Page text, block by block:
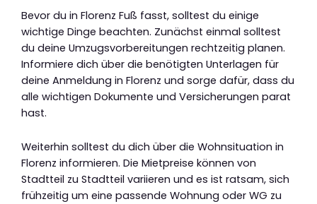
Bevor du in Florenz Fuß fasst, solltest du einige
wichtige Dinge beachten. Zunächst einmal solltest
du deine Umzugsvorbereitungen rechtzeitig planen.
Informiere dich über die benötigten Unterlagen für
deine Anmeldung in Florenz und sorge dafür, dass du
alle wichtigen Dokumente und Versicherungen parat
hast.
Weiterhin solltest du dich über die Wohnsituation in
Florenz informieren. Die Mietpreise können von
Stadtteil zu Stadtteil variieren und es ist ratsam, sich
frühzeitig um eine passende Wohnung oder WG zu